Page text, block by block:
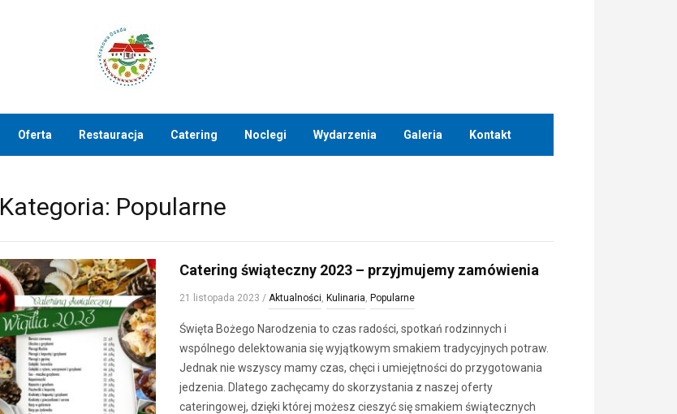
Oferta Restauracja Catering Noclegi Wydarzenia Galeria Kontakt
Kategoria: Popularne
Catering świąteczny 2023 – przyjmujemy zamówienia
21 listopada 2023 / Aktualności, Kulinaria, Popularne
Święta Bożego Narodzenia to czas radości, spotkań rodzinnych i
wspólnego delektowania się wyjątkowym smakiem tradycyjnych potraw.
Jednak nie wszyscy mamy czas, chęci i umiejętności do przygotowania
jedzenia. Dlatego zachęcamy do skorzystania z naszej oferty
cateringowej, dzięki której możesz cieszyć się smakiem świątecznych